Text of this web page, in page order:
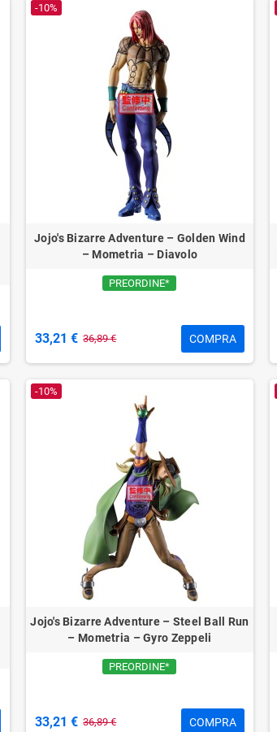
-10%
Jojo's Bizarre Adventure – Golden Wind
– Mometria – Diavolo
PREORDINE*
33,21 € 36,89 € COMPRA
-10%
Jojo's Bizarre Adventure – Steel Ball Run
– Mometria – Gyro Zeppeli
PREORDINE*
33,21 € 36,89 € COMPRA